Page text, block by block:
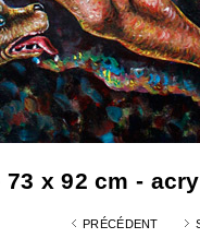
73 x 92 cm -
PRÉCÉDENT